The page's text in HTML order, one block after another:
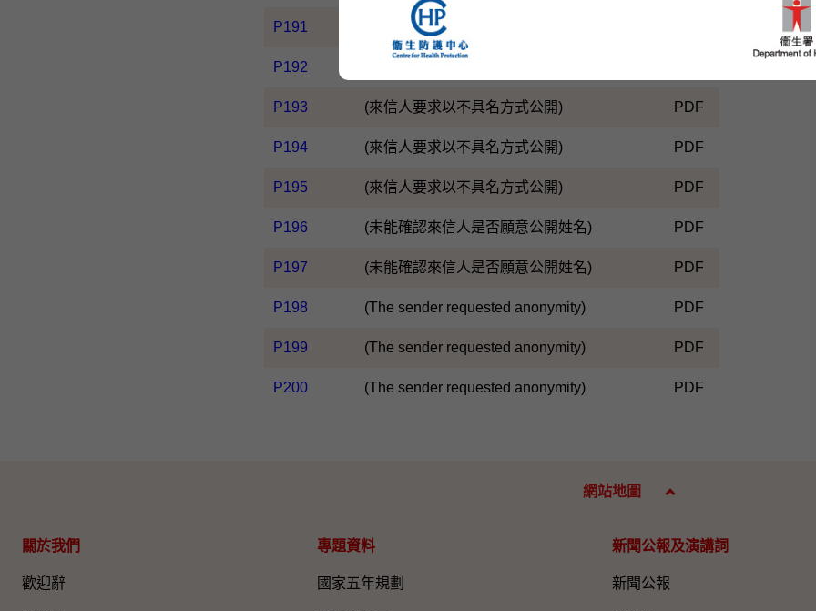
P191 (來信人要求以不具名方式公開)
P192
P193 (來信人要求以不具名方式公開) PDF
P194 (來信人要求以不具名方式公開) PDF
P195 (來信人要求以不具名方式公開) PDF
P196 (未能確認來信人是否願意公開姓名) PDF
P197 (未能確認來信人是否願意公開姓名) PDF
P198 (The sender requested anonymity) PDF
P199 (The sender requested anonymity) PDF
P200 (The sender requested anonymity) PDF
網站地圖
關於我們
歡迎辭
專題資料
國家五年規劃
新聞公報及演講詞
新聞公報